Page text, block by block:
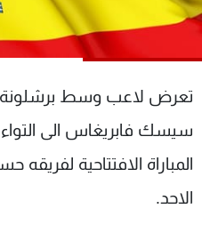
تعرض لاعب وسط برشلونة
سيسك فابريغاس الى
المباراة الافتتاحية لفريقه
الاحد.
البرامج
جدول البرامج
شاهد البرامج
عن MTV
الإنـتـاج
لاعلاناتكم